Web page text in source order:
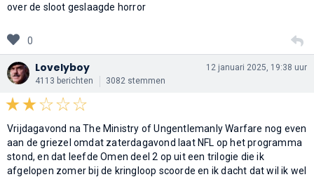
over de sloot geslaagde horror
0
Lovelyboy
4113 berichten 3082 stemmen
12 januari 2025, 19:38 uur
Vrijdagavond na The Ministry of Ungentlemanly Warfare nog even
aan de griezel omdat zaterdagavond laat NFL op het programma
stond, en dat leefde Omen deel 2 op uit een trilogie die ik
afgelopen zomer bij de kringloop scoorde en ik dacht dat wil ik wel